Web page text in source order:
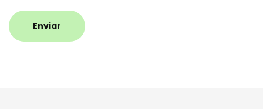
Enviar